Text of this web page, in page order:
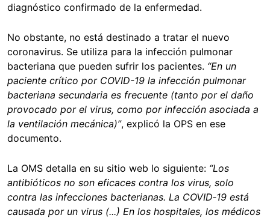
diagnóstico confirmado de la enfermedad.
No obstante, no está destinado a tratar el nuevo
coronavirus. Se utiliza para la infección pulmonar
bacteriana que pueden sufrir los pacientes. “En un
paciente crítico por COVID-19 la infección pulmonar
bacteriana secundaria es frecuente (tanto por el daño
provocado por el virus, como por infección asociada a
la ventilación mecánica)”, explicó la OPS en ese
documento.
La OMS detalla en su sitio web lo siguiente: “Los
antibióticos no son eficaces contra los virus, solo
contra las infecciones bacterianas. La COVID‑19 está
causada por un virus (...) En los hospitales, los médicos